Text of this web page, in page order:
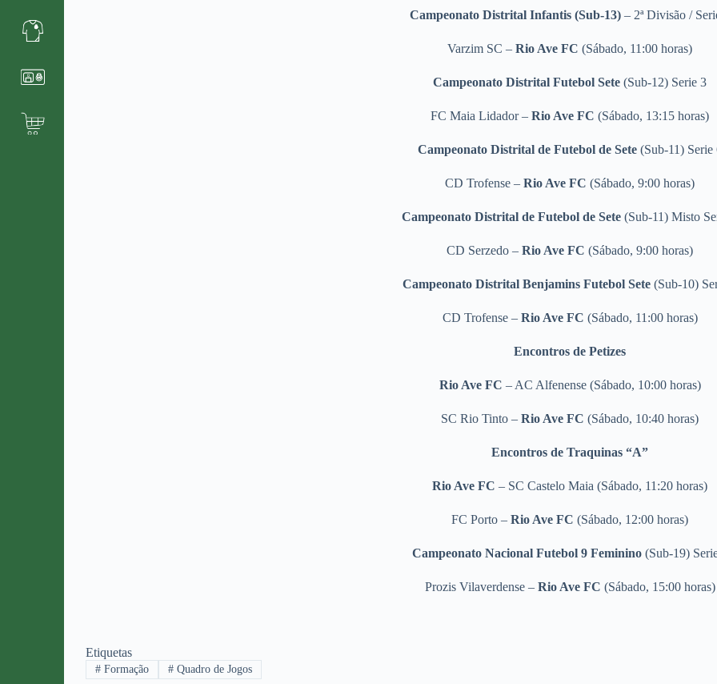
Campeonato Distrital Infantis (Sub-13)– 2ª Divisão /
Varzim SC – Rio Ave FC (Sábado, 11:00 horas)
Campeonato Distrital Futebol Sete (Sub-12) Serie 3
FC Maia Lidador – Rio Ave FC (Sábado, 13:15 horas)
Campeonato Distrital de Futebol de Sete(Sub-11) Serie
CD Trofense – Rio Ave FC (Sábado, 9:00 horas)
Campeonato Distrital de Futebol de Sete(Sub-11) Misto
CD Serzedo – Rio Ave FC (Sábado, 9:00 horas)
Campeonato Distrital Benjamins Futebol Sete (Sub-10)
CD Trofense – Rio Ave FC (Sábado, 11:00 horas)
Encontros de Petizes
Rio Ave FC – AC Alfenense (Sábado, 10:00 horas)
SC Rio Tinto – Rio Ave FC (Sábado, 10:40 horas)
Encontros de Traquinas “A”
Rio Ave FC – SC Castelo Maia (Sábado, 11:20 horas)
FC Porto – Rio Ave FC (Sábado, 12:00 horas)
Campeonato Nacional Futebol 9 Feminino(Sub-19)
Prozis Vilaverdense –Rio Ave FC (Sábado, 15:00 horas)
Etiquetas
# Formação #Quadro de Jogos